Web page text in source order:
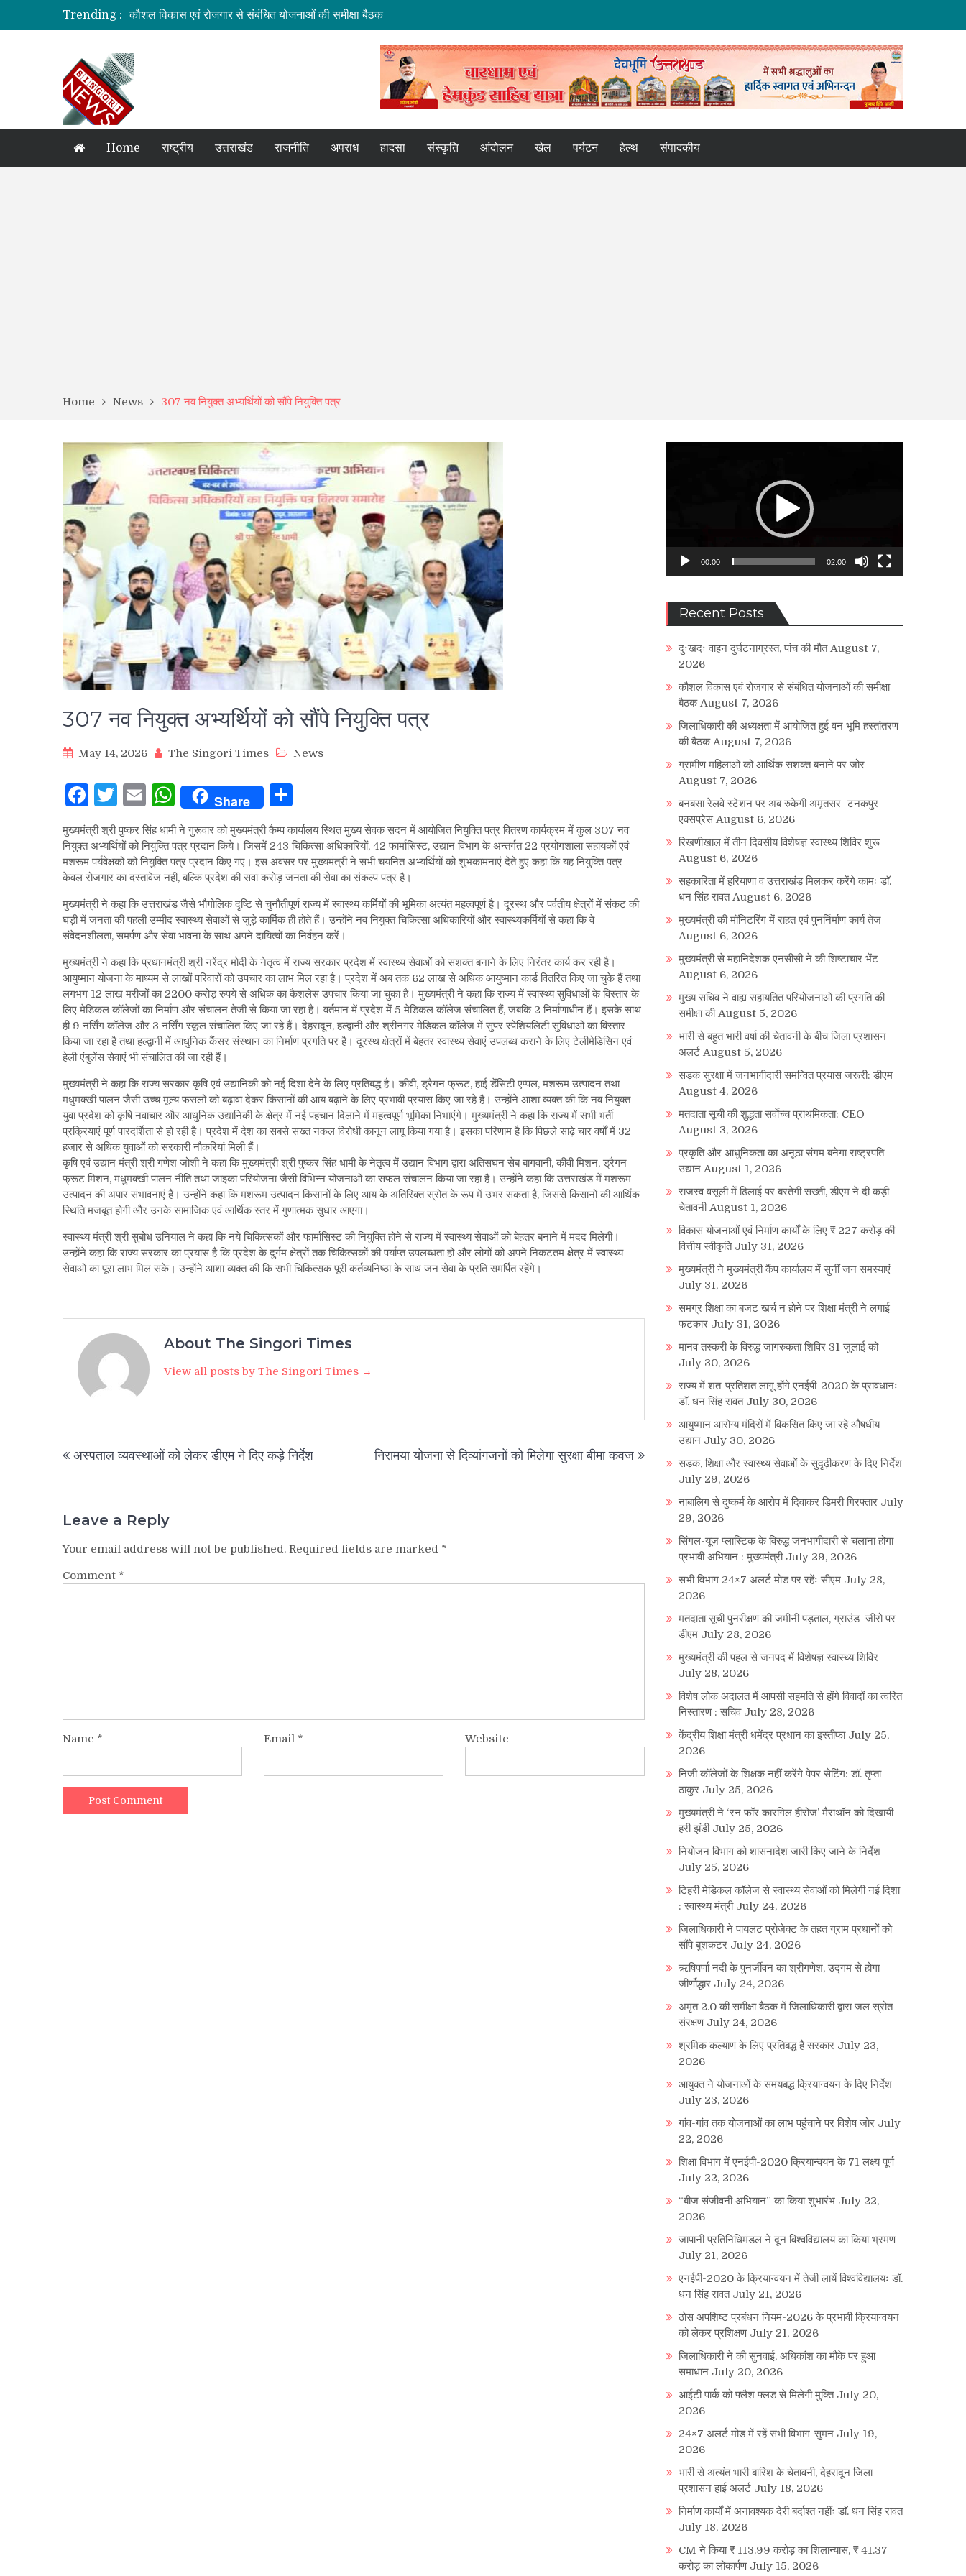
Trending :
कौशल विकास एवं रोजगार से संबंधित योजनाओं की समीक्षा बैठक
जिलाधिकारी की अध्यक्षता में आयोजित हुई वन भूमि हस्तांतरण की बैठक
बनबसा रेलवे स्टेशन पर अब रुकेगी अमृतसर–टनकपुर एक्सप्रेस
दुःखदः वाहन दुर्घटनाग्रस्त, पांच की मौत
Home राष्ट्रीय उत्तराखंड राजनीति अपराध हादसा संस्कृति आंदोलन खेल पर्यटन हेल्थ संपादकीय
Home News 307 नव नियुक्त अभ्यर्थियों को सौंपे नियुक्ति पत्र
307 नव नियुक्त अभ्यर्थियों को सौंपे नियुक्ति पत्र
May 14, 2026 The Singori Times News
Facebook
Twitter
EmailWhatsApp
Share
मुख्यमंत्री श्री पुष्कर सिंह धामी ने गुरूवार को मुख्यमंत्री कैम्प कार्यालय स्थित मुख्य सेवक सदन में आयोजित नियुक्ति पत्र वितरण कार्यक्रम में कुल 307 नव
नियुक्त अभ्यर्थियों को नियुक्ति पत्र प्रदान किये। जिसमें 243 चिकित्सा अधिकारियों, 42 फार्मासिस्ट, उद्यान विभाग के अन्तर्गत 22 प्रयोगशाला सहायकों एवं
मशरूम पर्यवेक्षकों को नियुक्ति पत्र प्रदान किए गए। इस अवसर पर मुख्यमंत्री ने सभी चयनित अभ्यर्थियों को शुभकामनाएं देते हुए कहा कि यह नियुक्ति पत्र
केवल रोजगार का दस्तावेज नहीं, बल्कि प्रदेश की सवा करोड़ जनता की सेवा का संकल्प पत्र है।
मुख्यमंत्री ने कहा कि उत्तराखंड जैसे भौगोलिक दृष्टि से चुनौतीपूर्ण राज्य में स्वास्थ्य कर्मियों की भूमिका अत्यंत महत्वपूर्ण है। दूरस्थ और पर्वतीय क्षेत्रों में संकट की
घड़ी में जनता की पहली उम्मीद स्वास्थ्य सेवाओं से जुड़े कार्मिक ही होते हैं। उन्होंने नव नियुक्त चिकित्सा अधिकारियों और स्वास्थ्यकर्मियों से कहा कि वे
संवेदनशीलता, समर्पण और सेवा भावना के साथ अपने दायित्वों का निर्वहन करें।
मुख्यमंत्री ने कहा कि प्रधानमंत्री श्री नरेंद्र मोदी के नेतृत्व में राज्य सरकार प्रदेश में स्वास्थ्य सेवाओं को सशक्त बनाने के लिए निरंतर कार्य कर रही है।
आयुष्मान योजना के माध्यम से लाखों परिवारों को उपचार का लाभ मिल रहा है। प्रदेश में अब तक 62 लाख से अधिक आयुष्मान कार्ड वितरित किए जा चुके हैं तथा
लगभग 12 लाख मरीजों का 2200 करोड़ रुपये से अधिक का कैशलेस उपचार किया जा चुका है। मुख्यमंत्री ने कहा कि राज्य में स्वास्थ्य सुविधाओं के विस्तार के
लिए मेडिकल कॉलेजों का निर्माण और संचालन तेजी से किया जा रहा है। वर्तमान में प्रदेश में 5 मेडिकल कॉलेज संचालित हैं, जबकि 2 निर्माणाधीन हैं। इसके साथ
ही 9 नर्सिंग कॉलेज और 3 नर्सिंग स्कूल संचालित किए जा रहे हैं। देहरादून, हल्द्वानी और श्रीनगर मेडिकल कॉलेज में सुपर स्पेशियलिटी सुविधाओं का विस्तार
किया जा रहा है तथा हल्द्वानी में आधुनिक कैंसर संस्थान का निर्माण प्रगति पर है। दूरस्थ क्षेत्रों में बेहतर स्वास्थ्य सेवाएं उपलब्ध कराने के लिए टेलीमेडिसिन एवं
हेली एंबुलेंस सेवाएं भी संचालित की जा रही हैं।
मुख्यमंत्री ने कहा कि राज्य सरकार कृषि एवं उद्यानिकी को नई दिशा देने के लिए प्रतिबद्ध है। कीवी, ड्रैगन फ्रूट, हाई डेंसिटी एप्पल, मशरूम उत्पादन तथा
मधुमक्खी पालन जैसी उच्च मूल्य फसलों को बढ़ावा देकर किसानों की आय बढ़ाने के लिए प्रभावी प्रयास किए जा रहे हैं। उन्होंने आशा व्यक्त की कि नव नियुक्त
युवा प्रदेश को कृषि नवाचार और आधुनिक उद्यानिकी के क्षेत्र में नई पहचान दिलाने में महत्वपूर्ण भूमिका निभाएंगे। मुख्यमंत्री ने कहा कि राज्य में सभी भर्ती
प्रक्रियाएं पूर्ण पारदर्शिता से हो रही है। प्रदेश में देश का सबसे सख्त नकल विरोधी कानून लागू किया गया है। इसका परिणाम है कि पिछले साढ़े चार वर्षों में 32
हजार से अधिक युवाओं को सरकारी नौकरियां मिली हैं।
कृषि एवं उद्यान मंत्री श्री गणेश जोशी ने कहा कि मुख्यमंत्री श्री पुष्कर सिंह धामी के नेतृत्व में उद्यान विभाग द्वारा अतिसघन सेब बागवानी, कीवी मिशन, ड्रैगन
फ्रूट मिशन, मधुमक्खी पालन नीति तथा जाइका परियोजना जैसी विभिन्न योजनाओं का सफल संचालन किया जा रहा है। उन्होंने कहा कि उत्तराखंड में मशरूम
उत्पादन की अपार संभावनाएं हैं। उन्होंने कहा कि मशरूम उत्पादन किसानों के लिए आय के अतिरिक्त स्रोत के रूप में उभर सकता है, जिससे किसानों की आर्थिक
स्थिति मजबूत होगी और उनके सामाजिक एवं आर्थिक स्तर में गुणात्मक सुधार आएगा।
स्वास्थ्य मंत्री श्री सुबोध उनियाल ने कहा कि नये चिकित्सकों और फार्मासिस्ट की नियुक्ति होने से राज्य में स्वास्थ्य सेवाओं को बेहतर बनाने में मदद मिलेगी।
उन्होंने कहा कि राज्य सरकार का प्रयास है कि प्रदेश के दुर्गम क्षेत्रों तक चिकित्सकों की पर्याप्त उपलब्धता हो और लोगों को अपने निकटतम क्षेत्र में स्वास्थ्य
सेवाओं का पूरा लाभ मिल सके। उन्होंने आशा व्यक्त की कि सभी चिकित्सक पूरी कर्तव्यनिष्ठा के साथ जन सेवा के प्रति समर्पित रहेंगे।
About The Singori Times
View all posts by The Singori Times →
navigation
अस्पताल व्यवस्थाओं को लेकर डीएम ने दिए कड़े निर्देश निरामया योजना से दिव्यांगजनों को मिलेगा सुरक्षा बीमा कवज
Leave a Reply
Your email address will not be published. Required fields are marked *
Comment *
Name * Email * Website
00:00 02:00
Recent Posts
दुःखदः वाहन दुर्घटनाग्रस्त, पांच की मौत August 7,
2026
कौशल विकास एवं रोजगार से संबंधित योजनाओं की समीक्षा
बैठक August 7, 2026
जिलाधिकारी की अध्यक्षता में आयोजित हुई वन भूमि हस्तांतरण
की बैठक August 7, 2026
ग्रामीण महिलाओं को आर्थिक सशक्त बनाने पर जोर
August 7, 2026
बनबसा रेलवे स्टेशन पर अब रुकेगी अमृतसर–टनकपुर
एक्सप्रेस August 6, 2026
रिखणीखाल में तीन दिवसीय विशेषज्ञ स्वास्थ्य शिविर शुरू
August 6, 2026
सहकारिता में हरियाणा व उत्तराखंड मिलकर करेंगे कामः डाॅ.
धन सिंह रावत August 6, 2026
मुख्यमंत्री की मॉनिटरिंग में राहत एवं पुनर्निर्माण कार्य तेज
August 6, 2026
मुख्यमंत्री से महानिदेशक एनसीसी ने की शिष्टाचार भेंट
August 6, 2026
मुख्य सचिव ने वाह्य सहायतित परियोजनाओं की प्रगति की
समीक्षा की August 5, 2026
भारी से बहुत भारी वर्षा की चेतावनी के बीच जिला प्रशासन
अलर्ट August 5, 2026
सड़क सुरक्षा में जनभागीदारी समन्वित प्रयास जरूरी: डीएम
August 4, 2026
मतदाता सूची की शुद्धता सर्वाेच्च प्राथमिकता: CEO
August 3, 2026
प्रकृति और आधुनिकता का अनूठा संगम बनेगा राष्ट्रपति
उद्यान August 1, 2026
राजस्व वसूली में ढिलाई पर बरतेगी सख्ती, डीएम ने दी कड़ी
चेतावनी August 1, 2026
विकास योजनाओं एवं निर्माण कार्यों के लिए ₹ 227 करोड़ की
वित्तीय स्वीकृति July 31, 2026
मुख्यमंत्री ने मुख्यमंत्री कैंप कार्यालय में सुनीं जन समस्याएं
July 31, 2026
समग्र शिक्षा का बजट खर्च न होने पर शिक्षा मंत्री ने लगाई
फटकार July 31, 2026
मानव तस्करी के विरुद्ध जागरुकता शिविर 31 जुलाई को
July 30, 2026
राज्य में शत-प्रतिशत लागू होंगे एनईपी-2020 के प्रावधानः
डाॅ. धन सिंह रावत July 30, 2026
आयुष्मान आरोग्य मंदिरों में विकसित किए जा रहे औषधीय
उद्यान July 30, 2026
सड़क, शिक्षा और स्वास्थ्य सेवाओं के सुदृढ़ीकरण के दिए निर्देश
July 29, 2026
नाबालिग से दुष्कर्म के आरोप में दिवाकर डिमरी गिरफ्तार July
29, 2026
सिंगल-यूज़ प्लास्टिक के विरुद्ध जनभागीदारी से चलाना होगा
प्रभावी अभियान : मुख्यमंत्री July 29, 2026
सभी विभाग 24×7 अलर्ट मोड पर रहेंः सीएम July 28,
2026
मतदाता सूची पुनरीक्षण की जमीनी पड़ताल, ग्राउंड जीरो पर
डीएम July 28, 2026
मुख्यमंत्री की पहल से जनपद में विशेषज्ञ स्वास्थ्य शिविर
July 28, 2026
विशेष लोक अदालत में आपसी सहमति से होंगे विवादों का त्वरित
निस्तारण : सचिव July 28, 2026
केंद्रीय शिक्षा मंत्री धमेंद्र प्रधान का इस्तीफा July 25,
2026
निजी कॉलेजों के शिक्षक नहीं करेंगे पेपर सेटिंग: डॉ. तृप्ता
ठाकुर July 25, 2026
मुख्यमंत्री ने ‘रन फॉर कारगिल हीरोज’ मैराथॉन को दिखायी
हरी झंडी July 25, 2026
नियोजन विभाग को शासनादेश जारी किए जाने के निर्देश
July 25, 2026
टिहरी मेडिकल कॉलेज से स्वास्थ्य सेवाओं को मिलेगी नई दिशा
: स्वास्थ्य मंत्री July 24, 2026
जिलाधिकारी ने पायलट प्रोजेक्ट के तहत ग्राम प्रधानों को
सौंपे बुशकटर July 24, 2026
ऋषिपर्णा नदी के पुनर्जीवन का श्रीगणेश, उद्गम से होगा
जीर्णोद्धार July 24, 2026
अमृत 2.0 की समीक्षा बैठक में जिलाधिकारी द्वारा जल स्रोत
संरक्षण July 24, 2026
श्रमिक कल्याण के लिए प्रतिबद्ध है सरकार July 23,
2026
आयुक्त ने योजनाओं के समयबद्ध क्रियान्वयन के दिए निर्देश
July 23, 2026
गांव-गांव तक योजनाओं का लाभ पहुंचाने पर विशेष जोर July
22, 2026
शिक्षा विभाग में एनईपी-2020 क्रियान्वयन के 71 लक्ष्य पूर्ण
July 22, 2026
“बीज संजीवनी अभियान” का किया शुभारंभ July 22,
2026
जापानी प्रतिनिधिमंडल ने दून विश्वविद्यालय का किया भ्रमण
July 21, 2026
एनईपी-2020 के क्रियान्वयन में तेजी लायें विश्वविद्यालयः डॉ.
धन सिंह रावत July 21, 2026
ठोस अपशिष्ट प्रबंधन नियम-2026 के प्रभावी क्रियान्वयन
को लेकर प्रशिक्षण July 21, 2026
जिलाधिकारी ने की सुनवाई, अधिकांश का मौके पर हुआ
समाधान July 20, 2026
आईटी पार्क को फ्लैश फ्लड से मिलेगी मुक्ति July 20,
2026
24×7 अलर्ट मोड में रहें सभी विभाग-सुमन July 19,
2026
भारी से अत्यंत भारी बारिश के चेतावनी, देहरादून जिला
प्रशासन हाई अलर्ट July 18, 2026
निर्माण कार्यों में अनावश्यक देरी बर्दाश्त नहींः डाॅ. धन सिंह रावत
July 18, 2026
CM ने किया ₹ 113.99 करोड़ का शिलान्यास, ₹ 41.37
करोड़ का लोकार्पण July 15, 2026